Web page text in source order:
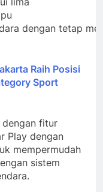
dengan tetap
Raih Posisi
Sport
fitur
Play dengan
mempermudah
sistem